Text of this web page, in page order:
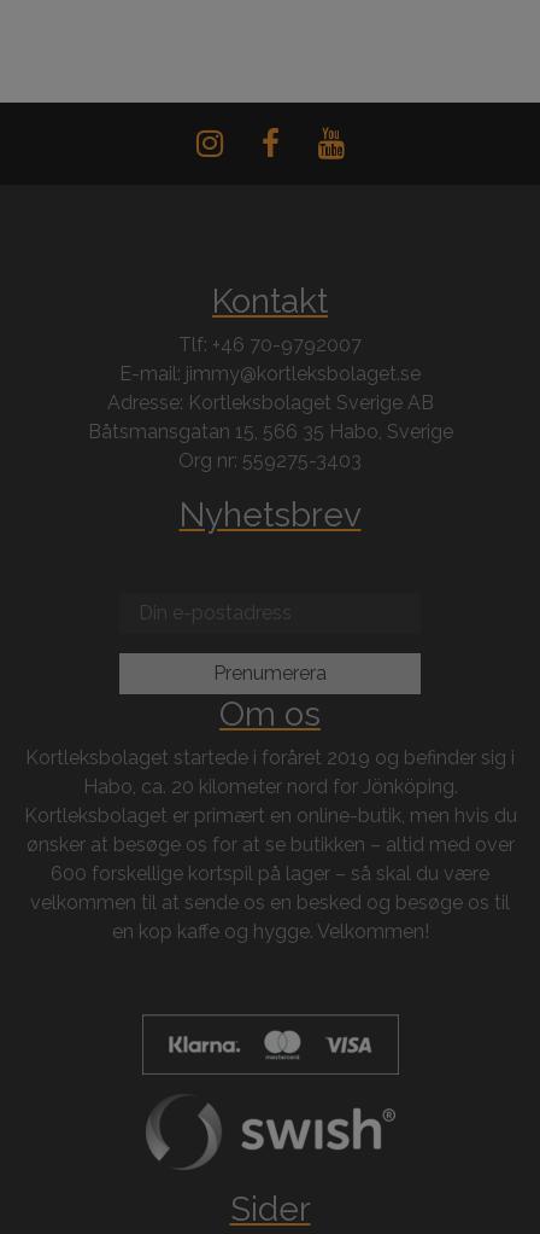
Kontakt
Tlf: +46 70-9792007
E-mail: jimmy@kortleksbolaget.se
Adresse: Kortleksbolaget Sverige AB
Båtsmansgatan 15, 566 35 Habo, Sverige
Org nr: 559275-3403
Nyhetsbrev
Om os
Kortleksbolaget startede i foråret 2019 og befinder sig i
Habo, ca. 20 kilometer nord for Jönköping.
Kortleksbolaget er primært en online-butik, men hvis du
ønsker at besøge os for at se butikken – altid med over
600 forskellige kortspil på lager – så skal du være
velkommen til at sende os en besked og besøge os til
en kop kaffe og hygge. Velkommen!
Sider